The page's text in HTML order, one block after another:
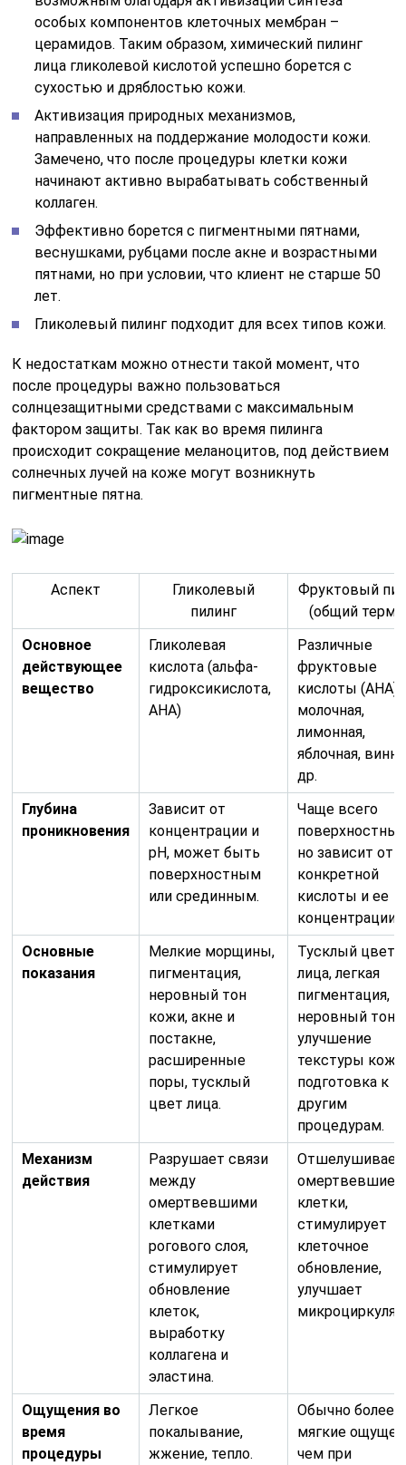
особых компонентов клеточных мембран –
церамидов. Таким образом, химический пилинг
лица гликолевой кислотой успешно борется с
сухостью и дряблостью кожи.
Активизация природных механизмов,
направленных на поддержание молодости кожи.
Замечено, что после процедуры клетки кожи
начинают активно вырабатывать собственный
коллаген.
Эффективно борется с пигментными пятнами,
веснушками, рубцами после акне и возрастными
пятнами, но при условии, что клиент не старше 50
лет.
Гликолевый пилинг подходит для всех типов кожи.
К недостаткам можно отнести такой момент, что
после процедуры важно пользоваться
солнцезащитными средствами с максимальным
фактором защиты. Так как во время пилинга
происходит сокращение меланоцитов, под действием
солнечных лучей на коже могут возникнуть
пигментные пятна.
Аспект
Гликолевый
пилинг
Фруктовый
(общий
Основное
действующее
вещество
Гликолевая
кислота (альфа-
гидроксикислота,
АНА)
Различные
фруктовые
кислоты (АНА):
молочная,
лимонная,
яблочная,
др.
Глубина
проникновения
Зависит от
концентрации и
pH, может быть
поверхностным
или срединным.
Чаще всего
но зависит от
конкретной
кислоты и ее
концентрации.
Основные
показания
Мелкие морщины,
пигментация,
неровный тон
кожи, акне и
постакне,
расширенные
поры, тусклый
цвет лица.
Тусклый цвет
лица, легкая
пигментация,
неровный тон,
улучшение
текстуры
подготовка к
другим
процедурам.
Механизм
действия
Разрушает связи
между
омертвевшими
клетками
рогового слоя,
стимулирует
обновление
клеток,
выработку
коллагена и
эластина.
Отшелушивает
омертвевшие
клетки,
стимулирует
клеточное
обновление,
улучшает
Ощущения во
время
процедуры
Легкое
покалывание,
жжение, тепло.
Обычно более
мягкие
чем при